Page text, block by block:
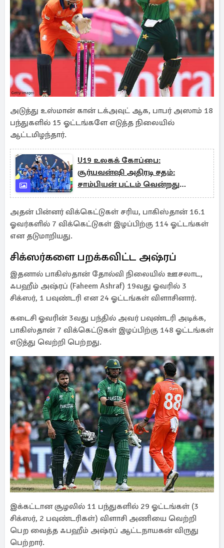
அடுத்து உஸ்மான் கான் டக்அவுட் ஆக, பாபர் அஸாம் 18
பந்துகளில் 15 ஓட்டங்களே எடுத்த நிலையில்
ஆட்டமிழந்தார்.
U19 உலகக் கோப்பை:
சூர்யவன்ஷி அதிரடி சதம்:
சாம்பியன் பட்டம் வென்றது
இந்தியா!
அதன் பின்னர் விக்கெட்டுகள் சரிய, பாகிஸ்தான் 16.1
ஓவர்களில் 7 விக்கெட்டுகள் இழப்பிற்கு 114 ஓட்டங்கள்
என தடுமாறியது.
சிக்ஸர்களை பறக்கவிட்ட அஷ்ரப்
இதனால் பாகிஸ்தான் தோல்வி நிலையில் ஊசலாட,
ஃபஹீம் அஷ்ரப் (Faheem Ashraf) 19வது ஓவரில் 3
சிக்ஸர், 1 பவுண்டரி என 24 ஓட்டங்கள் விளாசினார்.
கடைசி ஓவரின் 3வது பந்தில் அவர் பவுண்டரி அடிக்க,
பாகிஸ்தான் 7 விக்கெட்டுகள் இழப்பிற்கு 148 ஓட்டங்கள்
எடுத்து வெற்றி பெற்றது.
இக்கட்டான சூழலில் 11 பந்துகளில் 29 ஓட்டங்கள் (3
சிக்ஸர், 2 பவுண்டரிகள்) விளாசி அணியை வெற்றி
பெற வைத்த ஃபஹீம் அஷ்ரப் ஆட்டநாயகன் விருது
பெற்றார்.